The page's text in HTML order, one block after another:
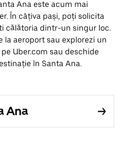
Ana este acum mai
În câțiva pași, poți solicita
călătoria dintr-un singur loc.
la aeroport sau explorezi un
Uber.com sau deschide
în Santa Ana.
Ana